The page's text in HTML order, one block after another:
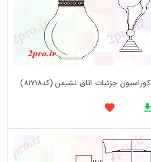
جزئیات اتاق نشیمن (کد81718)